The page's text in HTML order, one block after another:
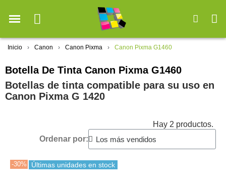
Inicio Canon Canon Pixma Canon Pixma G1460
Botella De Tinta Canon Pixma G1460
Botellas de tinta compatible para su uso en
Canon Pixma G 1420
Hay 2 productos.
Ordenar por:
-30% Últimas unidades en stock